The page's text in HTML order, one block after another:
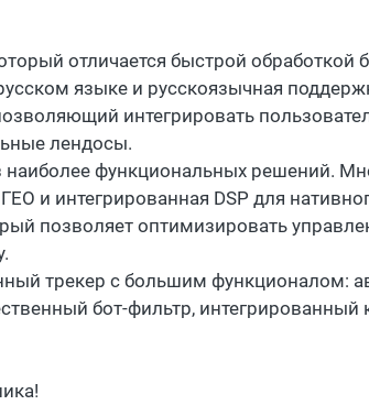
отличается быстрой обработкой
языке и русскоязычная
интегрировать
лендосы.
наиболее функциональных решений.
и интегрированная DSP для
позволяет оптимизировать
трекер с большим функционалом:
бот-фильтр, интегрированный